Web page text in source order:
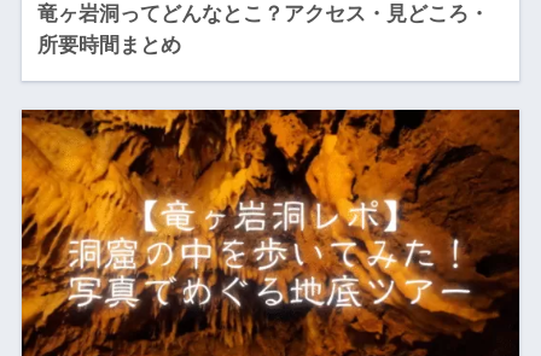
竜ヶ岩洞ってどんなとこ？アクセス・見どころ・
所要時間まとめ